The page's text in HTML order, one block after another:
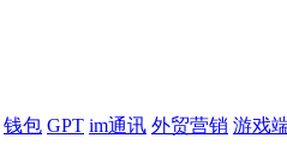
钱包 GPT im通讯 外贸营销 游戏